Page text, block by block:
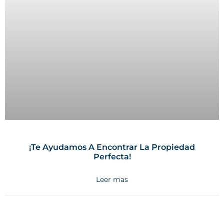
¡Te Ayudamos A Encontrar La Propiedad
Perfecta!
Leer mas